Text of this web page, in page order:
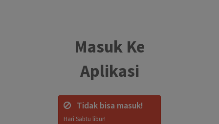
Masuk Ke
Aplikasi
Tidak bisa masuk!
Hari Sabtu libur!